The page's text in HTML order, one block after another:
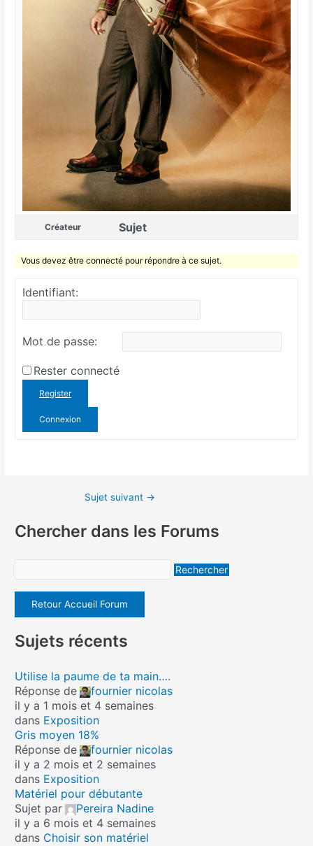
Créateur Sujet
Vous devez être connecté pour répondre à ce sujet.
Identifiant:
Mot de passe:
Rester connecté
Register
Connexion
Sujet suivant →
Chercher dans les Forums
Retour Accueil Forum
Sujets récents
Utilise la paume de ta main….
Réponse de
fournier nicolas
il y a 1 mois et 4 semaines
dans Exposition
Gris moyen 18%
Réponse de
fournier nicolas
il y a 2 mois et 2 semaines
dans Exposition
Matériel pour débutante
Sujet par
Pereira Nadine
il y a 6 mois et 4 semaines
dans Choisir son matériel